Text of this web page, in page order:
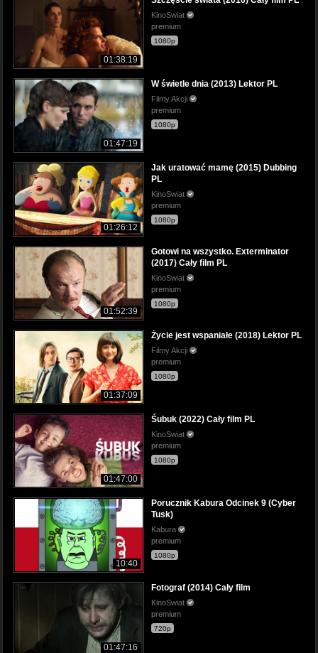
01:38:19
KinoSwiat
premium
1080p
01:47:19
W świetle dnia (2013) Lektor PL
Filmy Akcji
premium
1080p
01:26:12
Jak uratować mamę (2015) Dubbing
PL
KinoSwiat
premium
1080p
01:52:39
Gotowi na wszystko. Exterminator
(2017) Cały film PL
KinoSwiat
premium
1080p
01:37:09
Życie jest wspaniałe (2018) Lektor PL
Filmy Akcji
premium
1080p
01:47:00
Śubuk (2022) Cały film PL
KinoSwiat
premium
1080p
10:40
Porucznik Kabura Odcinek 9 (Cyber
Tusk)
Kabura
premium
1080p
01:47:16
Fotograf (2014) Cały film
KinoSwiat
premium
720p